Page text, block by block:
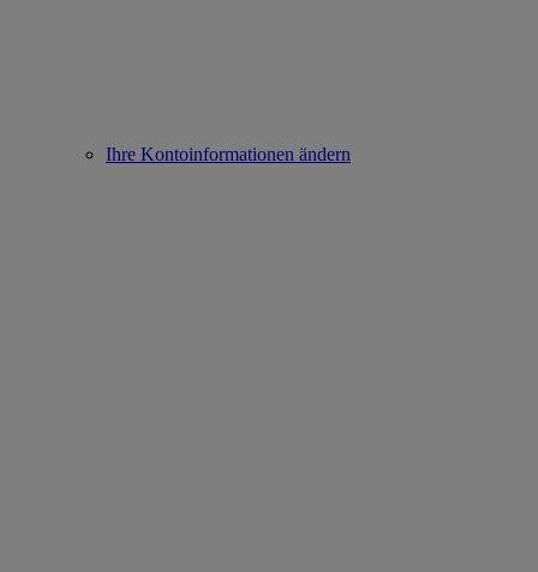
Ihre Kontoinformationen ändern